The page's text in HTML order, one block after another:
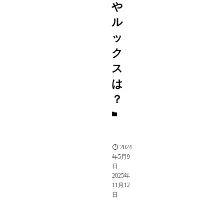
や
ル
ッ
ク
ス
は
？
2024
年5月9
日
2025年
11月12
日